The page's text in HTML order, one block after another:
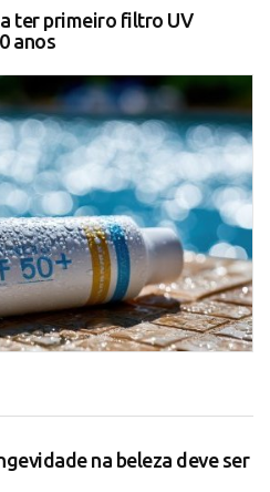
ter primeiro filtro UV
anos
na beleza deve ser